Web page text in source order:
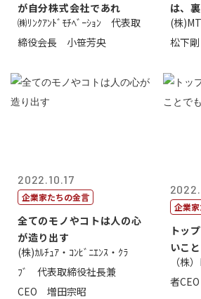
が自分株式会社であれ
㈱ﾘﾝｸｱﾝﾄﾞﾓﾁﾍﾞｰｼｮﾝ 代表取
締役会長 小笹芳央
は、
価値
(株
松下剛
2022.10.17
企業家たちの金言
全てのモノやコトは人の心
が造り出す
(株)ｶﾙﾁｭｱ・ｺﾝﾋﾞﾆｴﾝｽ・ｸﾗ
ﾌﾞ 代表取締役社長兼
CEO 増田宗昭
企業
トッ
いこ
（株
者